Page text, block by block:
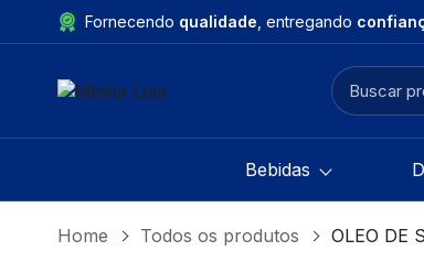
Fornecendo qualidade , entregando
Bebidas
Home Todos os produtos OLEO DE